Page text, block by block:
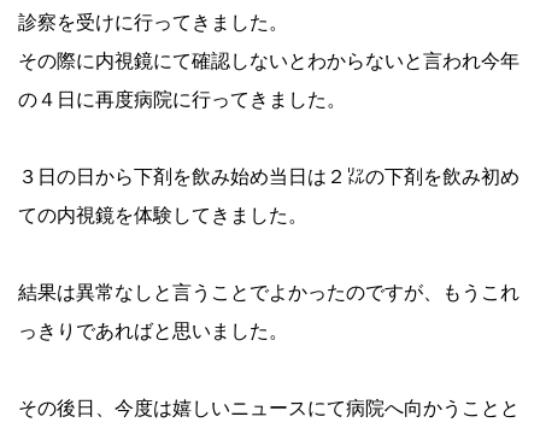
診察を受けに行ってきました。
その際に内視鏡にて確認しないとわからないと言われ今年
の４日に再度病院に行ってきました。
３日の日から下剤を飲み始め当日は２㍑の下剤を飲み初め
ての内視鏡を体験してきました。
結果は異常なしと言うことでよかったのですが、もうこれ
っきりであればと思いました。
その後日、今度は嬉しいニュースにて病院へ向かうことと